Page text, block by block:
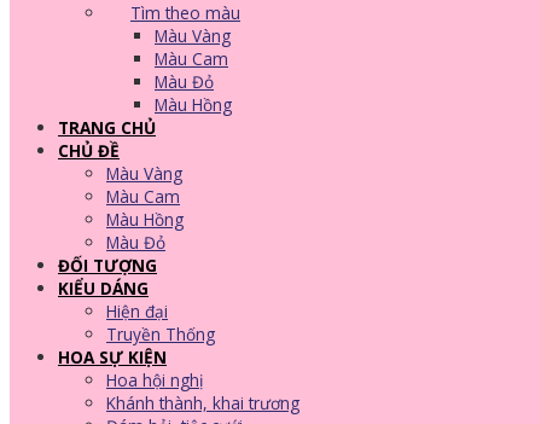
Tìm theo màu
Màu Vàng
Màu Cam
Màu Đỏ
Màu Hồng
TRANG CHỦ
CHỦ ĐỀ
Màu Vàng
Màu Cam
Màu Hồng
Màu Đỏ
ĐỐI TƯỢNG
KIỂU DÁNG
Hiện đại
Truyền Thống
HOA SỰ KIỆN
Hoa hội nghị
Khánh thành, khai trương